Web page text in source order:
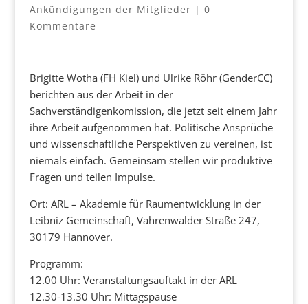
Ankündigungen der Mitglieder | 0
Kommentare
Brigitte Wotha (FH Kiel) und Ulrike Röhr (GenderCC)
berichten aus der Arbeit in der
Sachverständigenkomission, die jetzt seit einem Jahr
ihre Arbeit aufgenommen hat. Politische Ansprüche
und wissenschaftliche Perspektiven zu vereinen, ist
niemals einfach. Gemeinsam stellen wir produktive
Fragen und teilen Impulse.
Ort: ARL – Akademie für Raumentwicklung in der
Leibniz Gemeinschaft, Vahrenwalder Straße 247,
30179 Hannover.
Programm:
12.00 Uhr: Veranstaltungsauftakt in der ARL
12.30-13.30 Uhr: Mittagspause